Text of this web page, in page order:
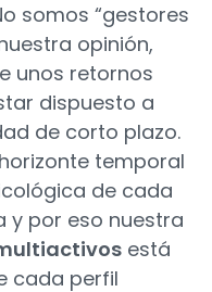
somos “gestores
opinión,
unos retornos
dispuesto a
de corto plazo.
temporal
de cada
y por eso nuestra
está
cada perfil